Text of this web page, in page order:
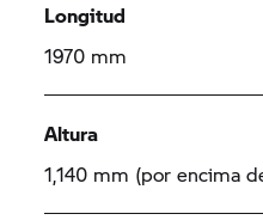
Longitud
1970 mm
Altura
1,140 mm (por encima